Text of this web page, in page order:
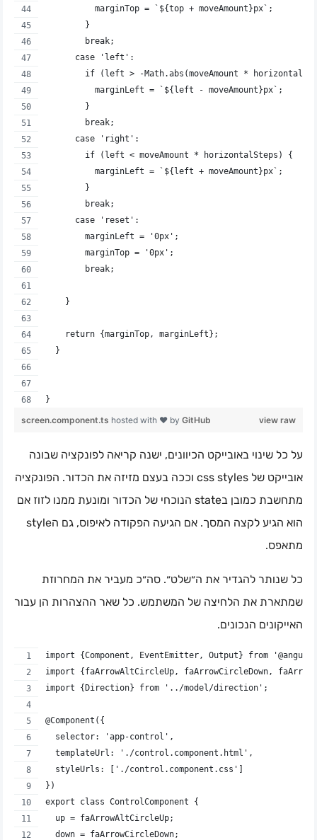
          marginTop = `${top + moveAmount}px`;
        }
        break;
      case 'left':
if (left > -Math.abs(moveAmount *
          marginLeft = `${left - moveAmount}px`;
        }
        break;
      case 'right':
        if (left < moveAmount * horizontalSteps) {
          marginLeft = `${left + moveAmount}px`;
        }
        break;
      case 'reset':
        marginLeft = '0px';
        marginTop = '0px';
        break;
    }
    return {marginTop, marginLeft};
  }
}
view raw
screen.component.ts hosted with ❤ by GitHub
על כל שינוי באובייקט הכיוונים, ישנה קריאה לפונקציה שבונה
אובייקט של css styles וככה בעצם מזיזה את הכדור. הפונקציה
מתחשבת כמובן בstate הנוכחי של הכדור ומונעת ממנו לזוז אם
הוא הגיע לקצה המסך. אם הגיעה הפקודה לאיפוס, גם הstyle
מתאפס.
כל שנותר להגדיר את ה״שלט״. סה״כ מעביר את המחרוזת
שמתארת את הלחיצה של המשתמש. כל שאר ההצהרות הן עבור
האייקונים הנכונים.
import {Component, EventEmitter, Output} from
import {faArrowAltCircleUp, faArrowCircleDown,
import {Direction} from '../model/direction';
@Component({
  selector: 'app-control',
  templateUrl: './control.component.html',
  styleUrls: ['./control.component.css']
})
export class ControlComponent {
  up = faArrowAltCircleUp;
  down = faArrowCircleDown;